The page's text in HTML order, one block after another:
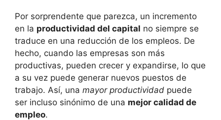
Por sorprendente que parezca, un incremento
en la productividad del capital no siempre se
traduce en una reducción de los empleos. De
hecho, cuando las empresas son más
productivas, pueden crecer y expandirse, lo que
a su vez puede generar nuevos puestos de
trabajo. Así, una mayor productividad puede
ser incluso sinónimo de una mejor calidad de
empleo.